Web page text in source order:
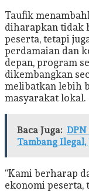
Taufik
diharapkan tidak
peserta, tetapi
perdamaian dan
depan, program
dikembangkan
melibatkan lebih
masyarakat lokal.
Baca Juga:
Tambang
“Kami berharap
ekonomi peserta,